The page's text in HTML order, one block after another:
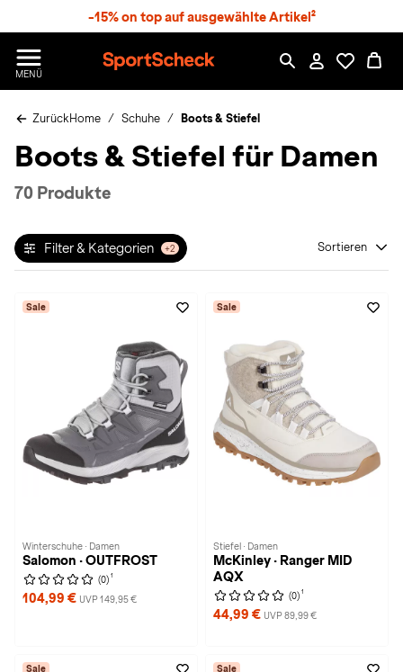
-15% on top auf ausgewählte Artikel²
MENÜ
p
r
S
h
k
ZurückHome Schuhe Boots & Stiefel
Boots & Stiefel für Damen
70 Produkte
Filter & Kategorien +2 Sortieren
Sale
Winterschuhe · Damen
Salomon · OUTFROST
(0) 1
104,99 € UVP 149,95 €
Sale
Stiefel · Damen
McKinley · Ranger MID
AQX
(0) 1
44,99 € UVP 89,99 €
Sale Sale